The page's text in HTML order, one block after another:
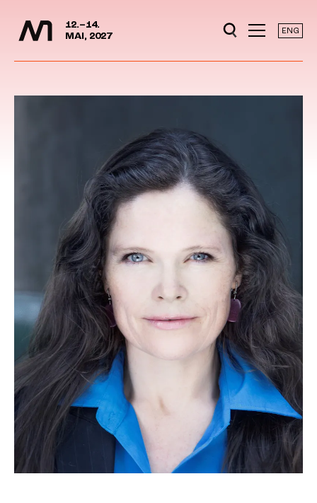
Hopp til hovedinnhold
12.–14.
MAI, 2027
ENG